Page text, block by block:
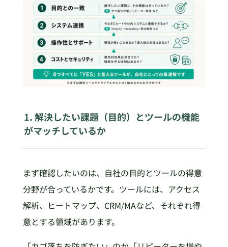
1. 解決したい課題（目的）とツールの機能
がマッチしているか
まず確認したいのは、自社の目的とツールの得意
分野が合っているかです。ツールには、アクセス
解析、ヒートマップ、CRM/MAなど、それぞれ得
意とする領域があります。